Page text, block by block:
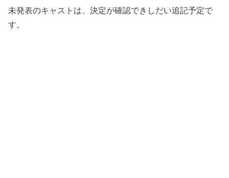
未発表のキャストは、決定が確認できしだい追記予定で
す。